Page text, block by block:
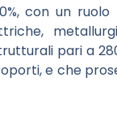
con un
pari a
e che